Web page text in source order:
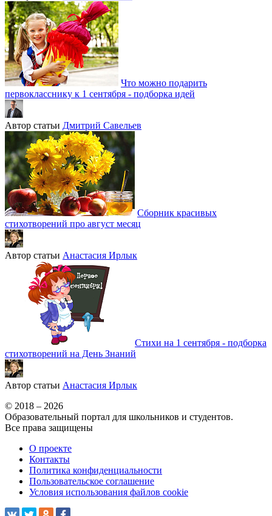
Что можно подарить
первокласснику к 1 сентября - подборка идей
Автор статьи Дмитрий Савельев
Сборник красивых
стихотворений про август месяц
Автор статьи Анастасия Ирлык
Стихи на 1 сентября - подборка
стихотворений на День Знаний
Автор статьи Анастасия Ирлык
© 2018 – 2026
Образовательный портал для школьников и студентов.
Все права защищены
О проекте
Контакты
Политика конфиденциальности
Пользовательское соглашение
Условия использования файлов cookie